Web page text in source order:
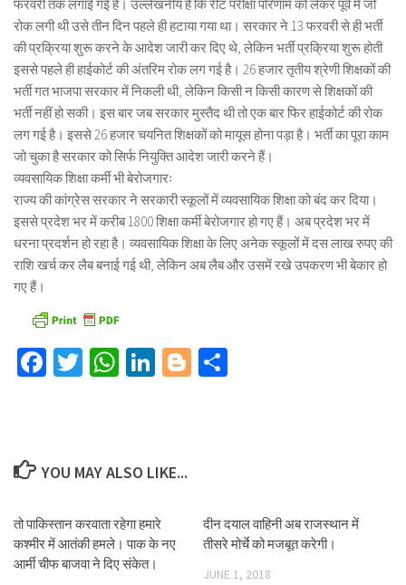
फरवरी तक लगाई गई है। उल्लेखनीय है कि रीट परीक्षा परिणाम को लेकर पूर्व में जो
रोक लगी थी उसे तीन दिन पहले ही हटाया गया था। सरकार ने 13 फरवरी से ही भर्ती
की प्रक्रिया शुरू करने के आदेश जारी कर दिए थे, लेकिन भर्ती प्रक्रिया शुरू होती
इससे पहले ही हाईकोर्ट की अंतरिम रोक लग गई है। 26 हजार तृतीय श्रेणी शिक्षकों की
भर्ती गत भाजपा सरकार में निकली थी, लेकिन किसी न किसी कारण से शिक्षकों की
भर्ती नहीं हो सकी। इस बार जब सरकार मुस्तैद थी तो एक बार फिर हाईकोर्ट की रोक
लग गई है। इससे 26 हजार चयनित शिक्षकों को मायूस होना पड़ा है। भर्ती का पूरा काम
जो चुका है सरकार को सिर्फ नियुक्ति आदेश जारी करने हैं।
व्यवसायिक शिक्षा कर्मी भी बेरोजगारः
राज्य की कांग्रेस सरकार ने सरकारी स्कूलों में व्यवसायिक शिक्षा को बंद कर दिया।
इससे प्रदेश भर में करीब 1800 शिक्षा कर्मी बेरोजगार हो गए हैं। अब प्रदेश भर में
धरना प्रदर्शन हो रहा है। व्यवसायिक शिक्षा के लिए अनेक स्कूलों में दस लाख रुपए की
राशि खर्च कर लैब बनाई गई थी, लेकिन अब लैब और उसमें रखे उपकरण भी बेकार हो
गए हैं।
Facebook
TwitterWhatsApp
LinkedIn
Blogger
YOU MAY ALSO LIKE...
तो पाकिस्तान करवाता रहेगा हमारे
कश्मीर में आतंकी हमले। पाक के नए
आर्मी चीफ बाजवा ने दिए संकेत।
दीन दयाल वाहिनी अब राजस्थान में
तीसरे मोर्चे को मजबूत करेगी।
JUNE 1, 2018